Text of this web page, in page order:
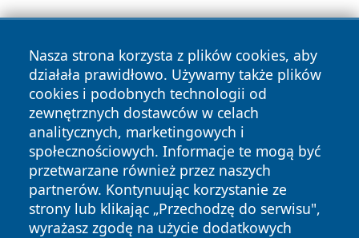
Nasza strona korzysta z plików cookies, aby
działała prawidłowo. Używamy także plików
cookies i podobnych technologii od
zewnętrznych dostawców w celach
analitycznych, marketingowych i
społecznościowych. Informacje te mogą być
przetwarzane również przez naszych
partnerów. Kontynuując korzystanie ze
strony lub klikając „Przechodzę do serwisu",
wyrażasz zgodę na użycie dodatkowych
Copyright © 2026 czestochowanews.pl Wszystkie prawa
zastrzeżone.
News Autorzy
Polityka
Prywatności
Polityka
Cookies
cześć